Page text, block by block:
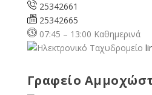
25342661
25342665
07:45 – 13:00 Καθημερινά
Γραφείο